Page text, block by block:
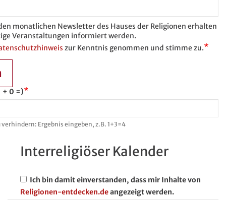
monatlichen Newsletter des Hauses der Religionen erhalten
Veranstaltungen informiert werden.
zur Kenntnis genommen und stimme zu.
+ 0 =)
verhindern: Ergebnis eingeben, z.B. 1+3=4
Interreligiöser Kalender
Ich bin damit einverstanden, dass mir Inhalte von
Religionen-entdecken.deangezeigt werden.